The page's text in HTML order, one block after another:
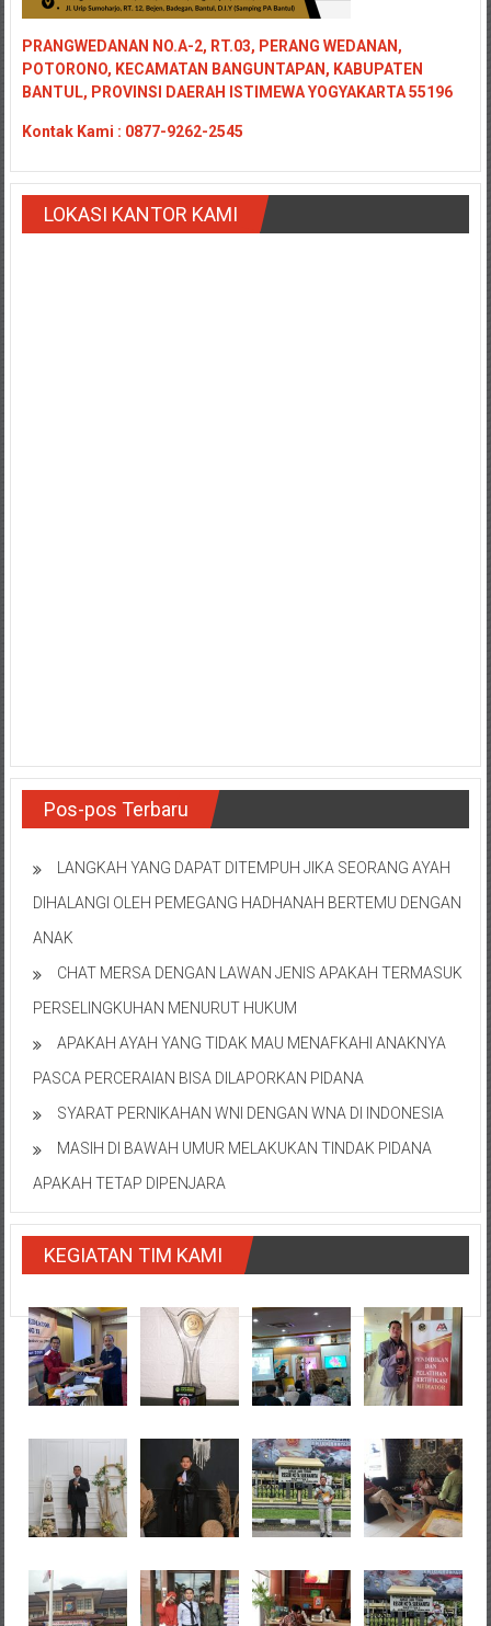
PRANGWEDANAN NO.A-2, RT.03, PERANG WEDANAN,
POTORONO, KECAMATAN BANGUNTAPAN, KABUPATEN
BANTUL, PROVINSI DAERAH ISTIMEWA YOGYAKARTA 55196
Kontak Kami : 0877-9262-2545
LOKASI KANTOR KAMI
Pos-pos Terbaru
LANGKAH YANG DAPAT DITEMPUH JIKA SEORANG AYAH
DIHALANGI OLEH PEMEGANG HADHANAH BERTEMU DENGAN
ANAK
CHAT MERSA DENGAN LAWAN JENIS APAKAH TERMASUK
PERSELINGKUHAN MENURUT HUKUM
APAKAH AYAH YANG TIDAK MAU MENAFKAHI ANAKNYA
PASCA PERCERAIAN BISA DILAPORKAN PIDANA
SYARAT PERNIKAHAN WNI DENGAN WNA DI INDONESIA
MASIH DI BAWAH UMUR MELAKUKAN TINDAK PIDANA
APAKAH TETAP DIPENJARA
KEGIATAN TIM KAMI